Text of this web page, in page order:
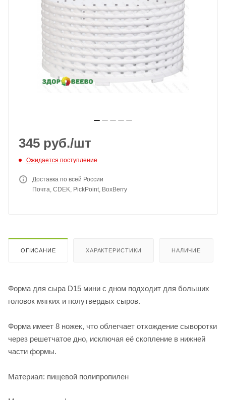
345 руб./шт
Ожидается поступление
Доставка по всей России
Почта, CDEK, PickPoint, BoxBerry
ОПИСАНИЕ ХАРАКТЕРИСТИКИ НАЛИЧИЕ
Форма для сыра D15 мини с дном подходит для больших
головок мягких и полутвердых сыров.
Форма имеет 8 ножек, что облегчает отхождение сыворотки
через решетчатое дно, исключая её скопление в нижней
части формы.
Материал: пищевой полипропилен